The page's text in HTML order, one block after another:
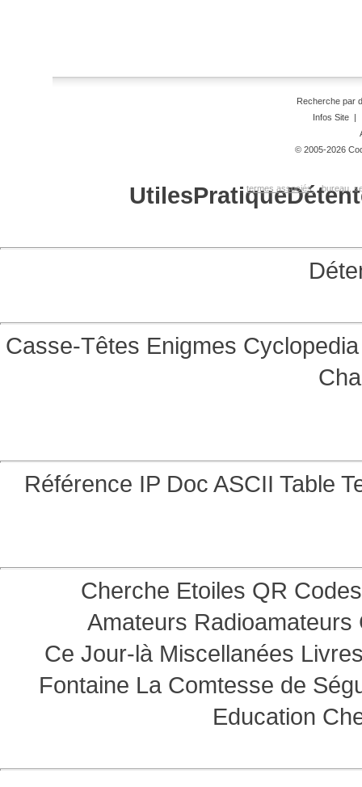
Recherche par
Infos Site|
© 2005-2026
termes associés: bureau,
UtilesPratique
Casse-Têtes Enigmes
Référence IP Doc ASCII Table
Cherche Etoiles QR Codes
Amateurs Radioamateurs
Ce Jour-là Miscellanées
Fontaine La Comtesse de
Education